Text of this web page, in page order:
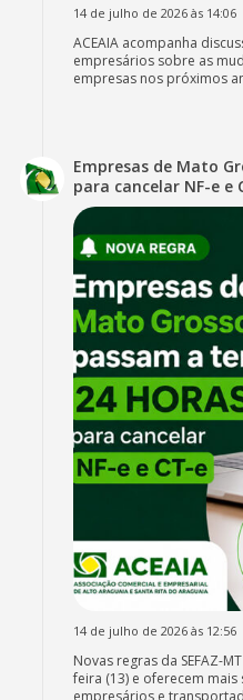
14 de julho de 2026 às 14:06
ACEAIA acompanha
empresários sobre as
empresas nos próximos
Empresas de Mato
para cancelar NF-e e
14 de julho de 2026 às 12:56
Novas regras da SEFAZ-
feira (13) e oferecem
empresários e